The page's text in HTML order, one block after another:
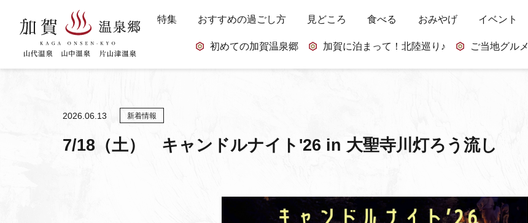
特集 おすすめの過ごし方 見どころ 食べる おみやげ イベント
初めての加賀温泉郷 加賀に泊まって！北陸巡り♪ ご当地グルメ
7/18（土） キャンドルナイト'26 in 大聖寺川灯ろう流し
2026.06.13 新着情報